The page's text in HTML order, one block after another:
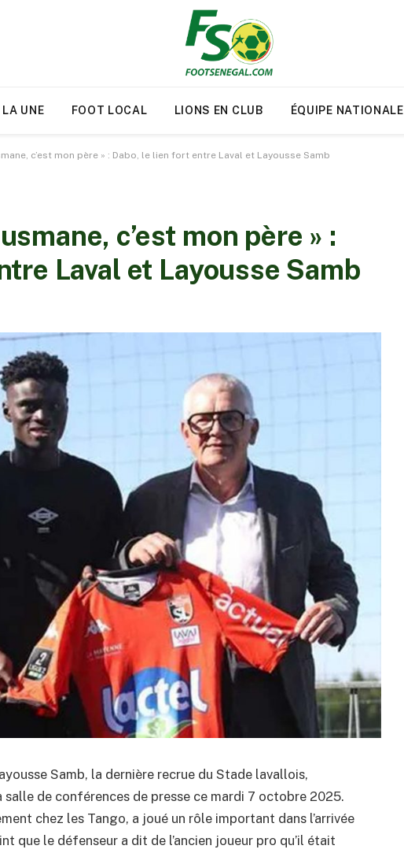
LA UNE FOOT LOCAL LIONS EN CLUB ÉQUIPE NATIONALE
c’est mon père » : Dabo, le lien fort entre Laval et Layousse Samb
c’est mon père » :
Laval et Layousse Samb
Samb, la dernière recrue du Stade lavallois,
de conférences de presse ce mardi 7 octobre 2025.
chez les Tango, a joué un rôle important dans l’arrivée
que le défenseur a dit de l’ancien joueur pro qu’il était